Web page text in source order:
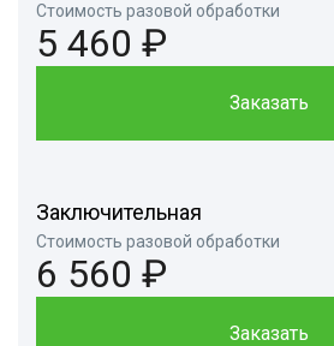
Стоимость разовой обработки
5 460 ₽
Заказать
Заключительная
Стоимость разовой обработки
6 560 ₽
Заказать